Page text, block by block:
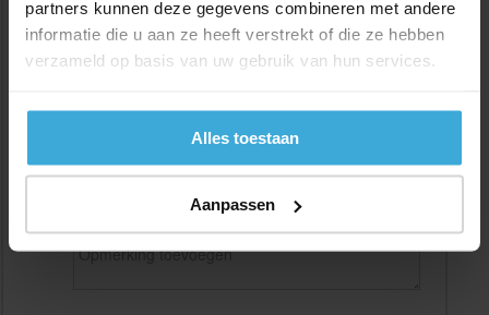
partners kunnen deze gegevens combineren met andere
informatie die u aan ze heeft verstrekt of die ze hebben
verzameld op basis van uw gebruik van hun services.
Alles toestaan
Aanpassen
Materiaalkosten
Alle bedragen zijn excl. 21% BTW